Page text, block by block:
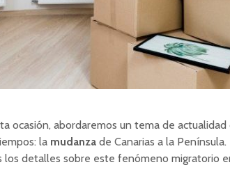
ocasión, abordaremos un tema de actualidad
la mudanza de Canarias a la Península.
detalles sobre este fenómeno migratorio